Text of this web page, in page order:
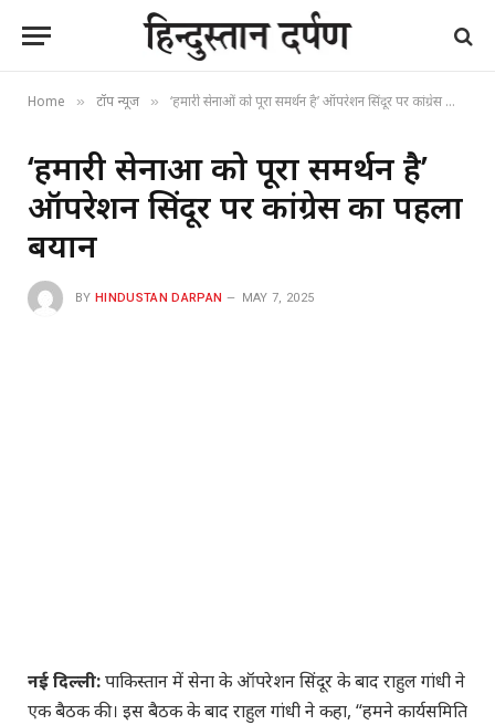
Home » टॉप न्यूज » ‘हमारी सेनाओं को पूरा समर्थन है’ ऑपरेशन सिंदूर पर कांग्रेस का पहला बयान
‘हमारी सेनाओं को पूरा समर्थन है’
ऑपरेशन सिंदूर पर कांग्रेस का पहला
बयान
BY HINDUSTAN DARPAN MAY 7, 2025
नई दिल्ली:पाकिस्तान में सेना के ऑपरेशन सिंदूर के बाद राहुल गांधी ने
एक बैठक की। इस बैठक के बाद राहुल गांधी ने कहा, “हमने कार्यसमिति